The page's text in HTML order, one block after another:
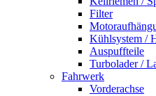
Filter
Kühlsystem /
Auspuffteile
Turbolader /
Fahrwerk
Vorderachse